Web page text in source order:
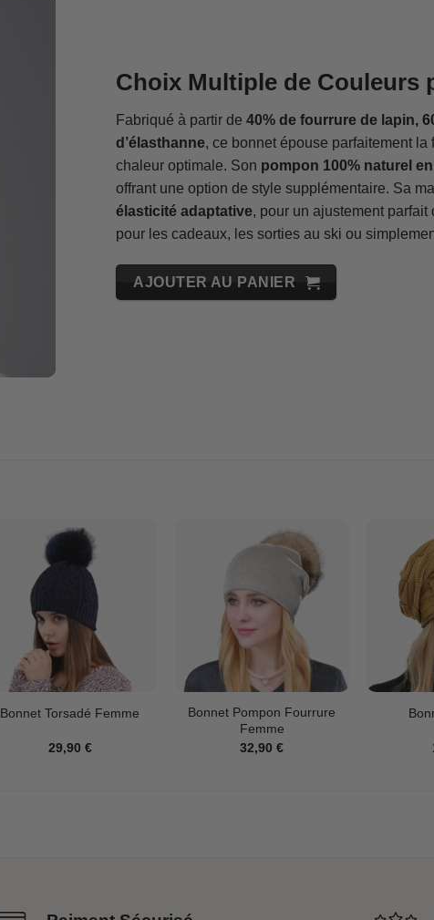
Choix Multiple de Couleurs
Fabriqué à partir de 40% de fourrure de lapin,
d’élasthanne, ce bonnet épouse parfaitement la
chaleur optimale. Son pompon 100% naturel
offrant une option de style supplémentaire. Sa
élasticité adaptative, pour un ajustement parfait
pour les cadeaux, les sorties au ski ou
AJOUTER AU PANIER
Bonnet Torsadé Femme
29,90 €
Bonnet Pompon Fourrure
Femme
32,90€